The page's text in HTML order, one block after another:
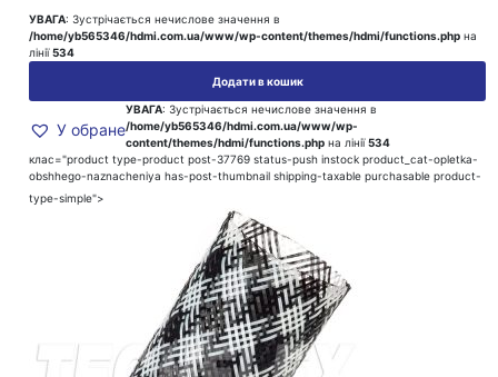
УВАГА: Зустрічається нечислове значення в
/home/yb565346/hdmi.com.ua/www/wp-content/themes/hdmi/functions.php на
лінії534
Додати в кошик
У обране
УВАГА: Зустрічається нечислове значення в
/home/yb565346/hdmi.com.ua/www/wp-
content/themes/hdmi/functions.php на лінії534
клас="product type-product post-37769 status-push instock product_cat-opletka-
obshhego-naznacheniya has-post-thumbnail shipping-taxable purchasable product-
type-simple">